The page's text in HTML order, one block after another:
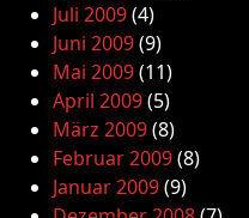
Juli 2009(4)
Juni 2009(9)
Mai 2009(11)
April 2009(5)
März 2009(8)
Februar 2009(8)
Januar 2009(9)